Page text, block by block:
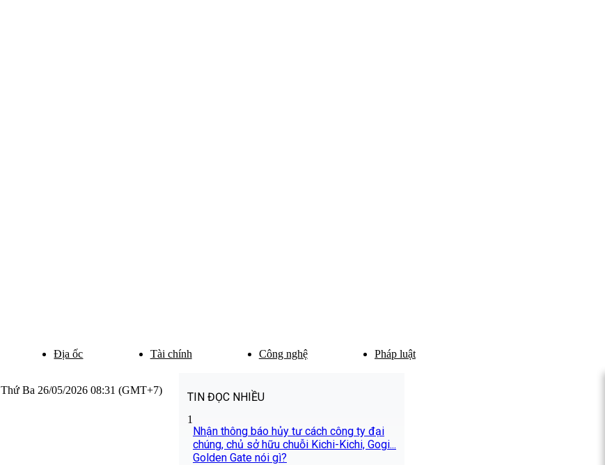
Địa ốc Tài chính Công nghệ Pháp luật
Thứ Ba 26/05/2026 08:31 (GMT+7)
TIN ĐỌC NHIỀU
1
Nhận thông báo hủy tư cách công ty đại
chúng, chủ sở hữu chuỗi Kichi-Kichi, Gogi...
Golden Gate nói gì?